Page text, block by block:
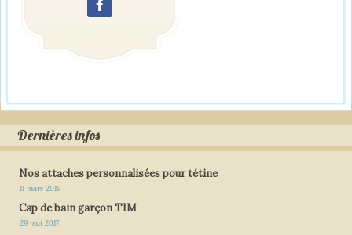
Dernières infos
Nos attaches personnalisées pour tétine
11 mars 2019
Cap de bain garçon TIM
29 mai 2017